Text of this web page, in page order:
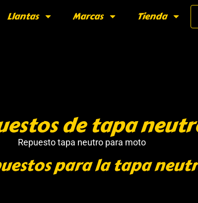
Llantas Marcas Tienda
de tapa
Repuesto tapa neutro para moto
para la tapa